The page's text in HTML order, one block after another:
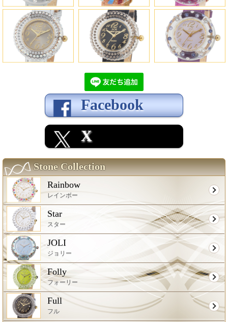
Facebook
X
Stone Collection
Rainbow
レインボー
Star
スター
JOLI
ジョリー
Folly
フォーリー
Full
フル